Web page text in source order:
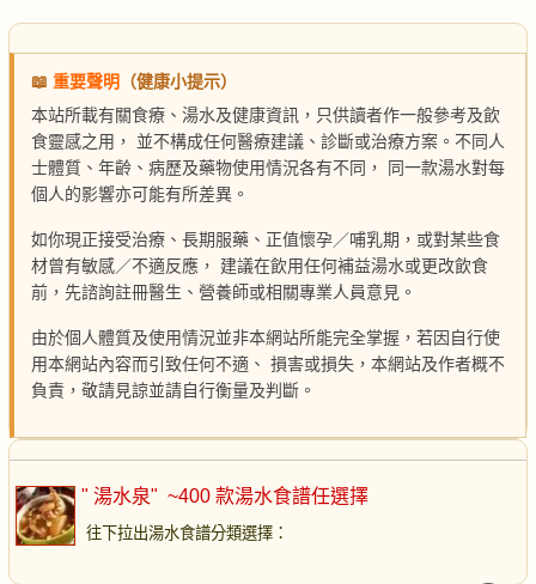
📖 重要聲明
（健康小提示）
本站所載有關食療、湯水及健康資訊，只供讀者作一般參考及飲
食靈感之用， 並不構成任何醫療建議、診斷或治療方案。不同人
士體質、年齡、病歷及藥物使用情況各有不同， 同一款湯水對每
個人的影響亦可能有所差異。
如你現正接受治療、長期服藥、正值懷孕／哺乳期，或對某些食
材曾有敏感／不適反應， 建議在飲用任何補益湯水或更改飲食
前，先諮詢註冊醫生、營養師或相關專業人員意見。
由於個人體質及使用情況並非本網站所能完全掌握，若因自行使
用本網站內容而引致任何不適、 損害或損失，本網站及作者概不
負責，敬請見諒並請自行衡量及判斷。
" 湯水泉" ~400 款湯水食譜任選擇
往下拉出湯水食譜分類選擇 ：